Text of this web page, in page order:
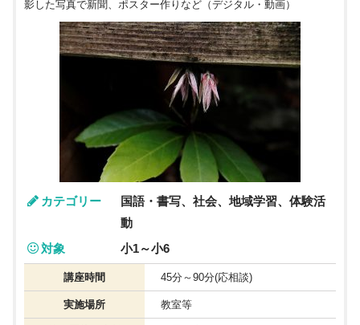
影した写真で新聞、ポスター作りなど（デジタル・動画）
カテゴリー
国語・書写、社会、地域学習、体験活
動
対象
小1～小6
講座時間 45分～90分(応相談)
実施場所 教室等